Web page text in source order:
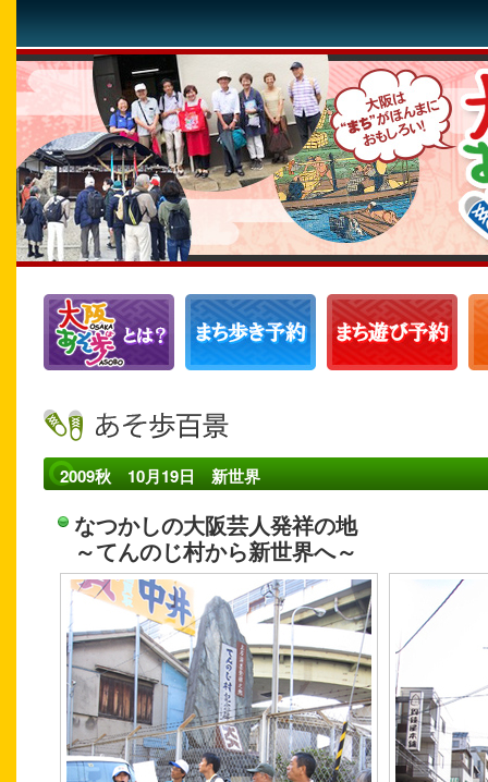
2009秋 10月19日 新世界
なつかしの大阪芸人発祥の地
～てんのじ村から新世界へ～